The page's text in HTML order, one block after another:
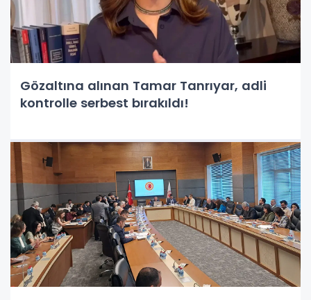
Gözaltına alınan Tamar Tanrıyar, adli
kontrolle serbest bırakıldı!